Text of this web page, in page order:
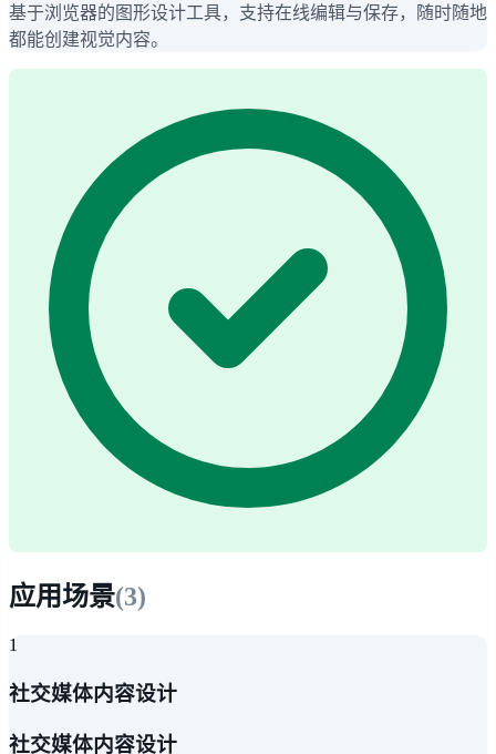
基于浏览器的图形设计工具，支持在线编辑与保存，随时随地
都能创建视觉内容。
应用场景(3)
1
社交媒体内容设计
社交媒体内容设计